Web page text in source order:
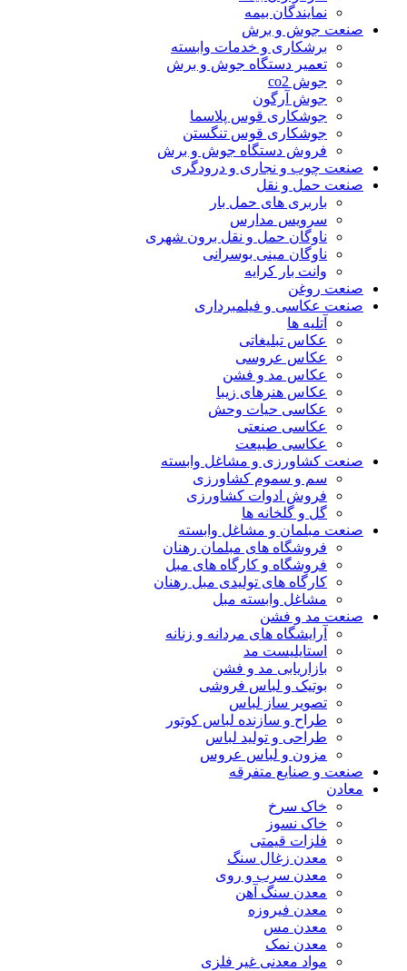
نمایندگان بیمه
صنعت جوش و برش
برشکاری و خدمات وابسته
تعمیر دستگاه جوش و برش
جوش co2
جوش آرگون
جوشکاری قوس پلاسما
جوشکاری قوس تنگستن
فروش دستگاه جوش و برش
صنعت چوب و نجاری و درودگری
صنعت حمل و نقل
باربری های حمل بار
سرویس مدارس
ناوگان حمل و نقل برون شهری
ناوگان مینی بوسرانی
وانت بار کرایه
صنعت روغن
صنعت عکاسی و فیلمبرداری
آتلیه ها
عکاس تبلیغاتی
عکاس عروسی
عکاس مد و فشن
عکاس هنرهای زیبا
عکاسی حیات وحش
عکاسی صنعتی
عکاسی طبیعت
صنعت کشاورزی و مشاغل وابسته
سم و سموم کشاورزی
فروش ادوات کشاورزی
گل و گلخانه ها
صنعت مبلمان و مشاغل وابسته
فروشگاه های مبلمان رهنان
فروشگاه و کارگاه های مبل
کارگاه های تولیدی مبل رهنان
مشاغل وابسته مبل
صنعت مد و فشن
آرایشگاه های مردانه و زنانه
استایلیست مد
بازاریابی مد و فشن
بوتیک و لباس فروشی
تصویر ساز لباس
طراح و سازنده لباس کوتور
طراحی و تولید لباس
مزون و لباس عروس
صنعت و صنایع متفرقه
معادن
خاک سرخ
خاک نسوز
فلزات قیمتی
معدن زغال سنگ
معدن سرب و روی
معدن سنگ آهن
معدن فیروزه
معدن مس
معدن نمک
مواد معدنی غیر فلزی